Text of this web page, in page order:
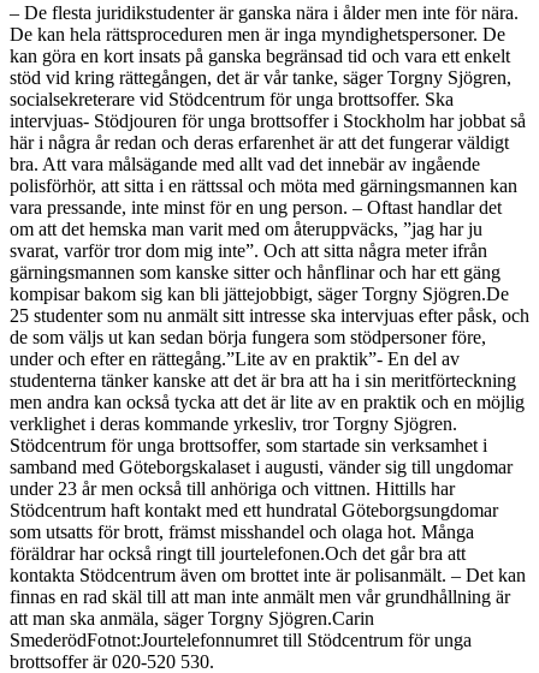
– De flesta juridikstudenter är ganska nära i ålder men inte för nära.
De kan hela rättsproceduren men är inga myndighetspersoner. De
kan göra en kort insats på ganska begränsad tid och vara ett enkelt
stöd vid kring rättegången, det är vår tanke, säger Torgny Sjögren,
socialsekreterare vid Stödcentrum för unga brottsoffer. Ska
intervjuas- Stödjouren för unga brottsoffer i Stockholm har jobbat så
här i några år redan och deras erfarenhet är att det fungerar väldigt
bra. Att vara målsägande med allt vad det innebär av ingående
polisförhör, att sitta i en rättssal och möta med gärningsmannen kan
vara pressande, inte minst för en ung person. – Oftast handlar det
om att det hemska man varit med om återuppväcks, ”jag har ju
svarat, varför tror dom mig inte”. Och att sitta några meter ifrån
gärningsmannen som kanske sitter och hånflinar och har ett gäng
kompisar bakom sig kan bli jättejobbigt, säger Torgny Sjögren.De
25 studenter som nu anmält sitt intresse ska intervjuas efter påsk, och
de som väljs ut kan sedan börja fungera som stödpersoner före,
under och efter en rättegång.”Lite av en praktik”- En del av
studenterna tänker kanske att det är bra att ha i sin meritförteckning
men andra kan också tycka att det är lite av en praktik och en möjlig
verklighet i deras kommande yrkesliv, tror Torgny Sjögren.
Stödcentrum för unga brottsoffer, som startade sin verksamhet i
samband med Göteborgskalaset i augusti, vänder sig till ungdomar
under 23 år men också till anhöriga och vittnen. Hittills har
Stödcentrum haft kontakt med ett hundratal Göteborgsungdomar
som utsatts för brott, främst misshandel och olaga hot. Många
föräldrar har också ringt till jourtelefonen.Och det går bra att
kontakta Stödcentrum även om brottet inte är polisanmält. – Det kan
finnas en rad skäl till att man inte anmält men vår grundhållning är
att man ska anmäla, säger Torgny Sjögren.Carin
SmederödFotnot:Jourtelefonnumret till Stödcentrum för unga
brottsoffer är 020-520 530.